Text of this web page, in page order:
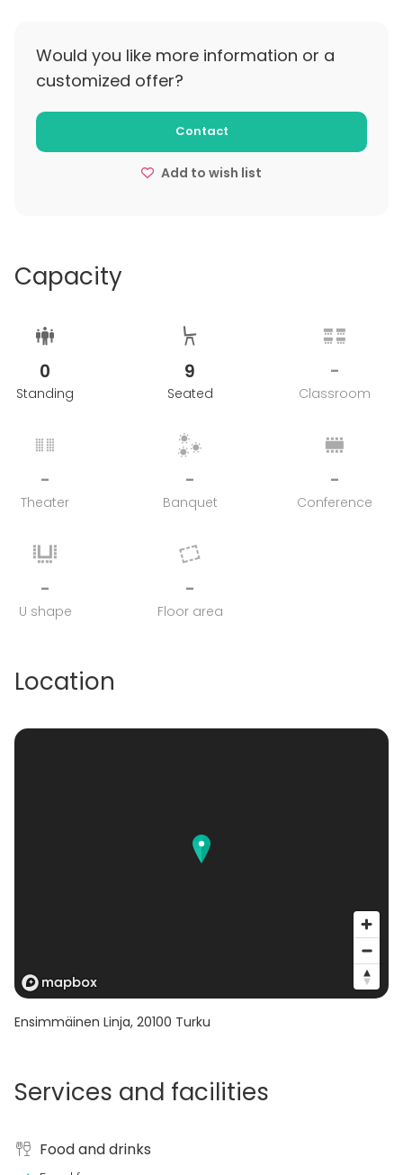
Would you like more information or a
customized offer?
Contact
Add to wish list
Capacity
0
Standing
9
Seated
-
Classroom
-
Theater
-
Banquet
-
Conference
-
U shape
-
Floor area
Location
Ensimmäinen Linja, 20100 Turku
Services and facilities
Food and drinks